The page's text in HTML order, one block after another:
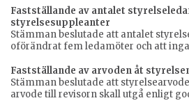
Fastställande av antalet
styrelsesuppleanter
Stämman beslutade att antalet
oförändrat fem ledamöter och att
Fastställande av arvoden åt
Stämman beslutade att
arvode till revisorn skall utgå enligt